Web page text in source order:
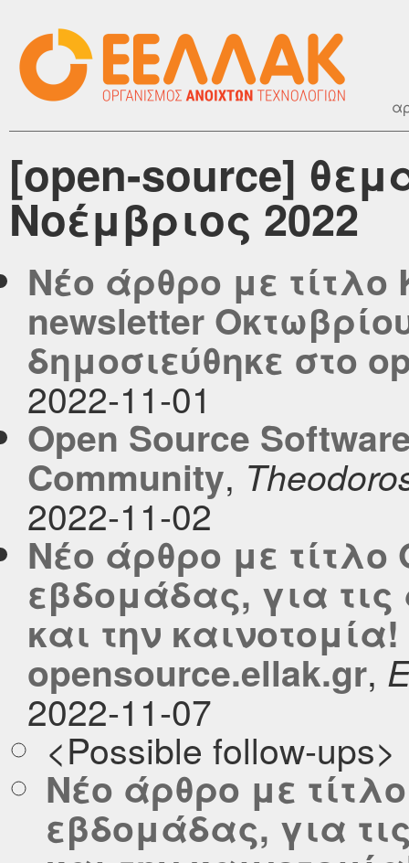
[open-source]
Νοέμβριος 2022
Νέο άρθρο με
newsletter
δημοσιεύθηκε στο
2022-11-01
Open Source
Community,
2022-11-02
Νέο άρθρο με τίτλο
εβδομάδας, για τις
και την
opensource.ellak.gr,
2022-11-07
<Possible follow-ups>
Νέο άρθρο με
εβδομάδας, για